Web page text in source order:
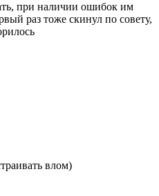
при наличии ошибок им
раз тоже скинул по совету,
влом)